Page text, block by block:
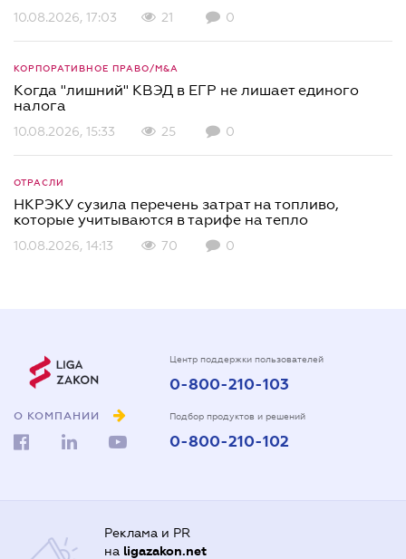
10.08.2026, 17:03 21 0
КОРПОРАТИВНОЕ ПРАВО/M&A
Когда "лишний" КВЭД в ЕГР не лишает единого
налога
10.08.2026, 15:33 25 0
ОТРАСЛИ
НКРЭКУ сузила перечень затрат на топливо,
которые учитываются в тарифе на тепло
10.08.2026, 14:13 70 0
О КОМПАНИИ
Центр поддержки пользователей
0-800-210-103
Подбор продуктов и решений
0-800-210-102
Реклама и PR
на ligazakon.net